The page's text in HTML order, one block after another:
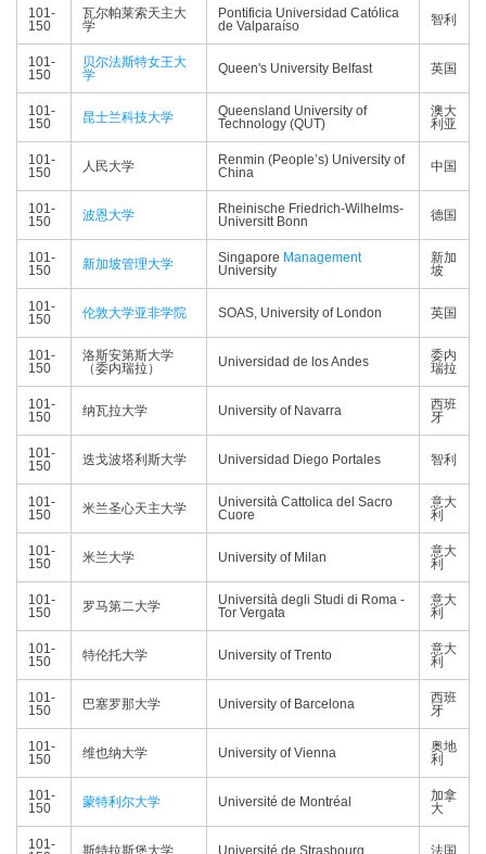
101-
150
瓦尔帕莱索天主大
学
Pontificia Universidad Católica
de Valparaíso
智利
101-
150
贝尔法斯特女王大
学
Queen's University Belfast 英国
101-
150
昆士兰科技大学
Queensland University of
Technology (QUT)
澳大
利亚
101-
150
人民大学
Renmin (People’s) University of
China
中国
101-
150
波恩大学
Rheinische Friedrich-Wilhelms-
Universitt Bonn
德国
101-
150
新加坡管理大学 Singapore Management
University
新加
坡
101-
150
伦敦大学亚非学院 SOAS, University of London 英国
101-
150
洛斯安第斯大学
（委内瑞拉）
Universidad de los Andes
委内
瑞拉
101-
150
纳瓦拉大学 University of Navarra
西班
牙
101-
150
迭戈波塔利斯大学 Universidad Diego Portales 智利
101-
150
米兰圣心天主大学
Università Cattolica del Sacro
Cuore
意大
利
101-
150
米兰大学 University of Milan
意大
利
101-
150
罗马第二大学
Università degli Studi di Roma -
Tor Vergata
意大
利
101-
150
特伦托大学 University of Trento
意大
利
101-
150
巴塞罗那大学 University of Barcelona
西班
牙
101-
150
维也纳大学 University of Vienna
奥地
利
101-
150
蒙特利尔大学 Université de Montréal
加拿
大
101-
斯特拉斯堡大学 Université de Strasbourg 法国